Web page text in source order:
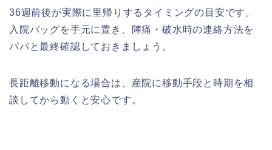
36週前後が実際に里帰りするタイミングの目安です。
入院バッグを手元に置き、陣痛・破水時の連絡方法を
パパと最終確認しておきましょう。
長距離移動になる場合は、産院に移動手段と時期を相
談してから動くと安心です。